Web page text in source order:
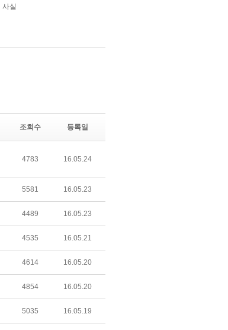
조회수 등록일
4783 16.05.24
5581 16.05.23
4489 16.05.23
4535 16.05.21
4614 16.05.20
4854 16.05.20
5035 16.05.19